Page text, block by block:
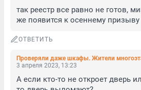
так реестр все равно не готов,
же появится к осеннему призыву
ОТВЕТИТЬ
3 апреля 2023, 13:23
А если кто-то не откроет дверь